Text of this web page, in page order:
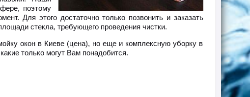
поэтому
Для этого достаточно только позвонить и заказать
стекла, требующего проведения чистки.
окон в Киеве (цена), но еще и комплексную уборку в
только могут Вам понадобится.